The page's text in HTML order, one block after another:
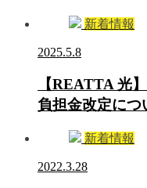
新着情報
2025.5.8
【REATTA 光
負担金改定につ
新着情報
2022.3.28